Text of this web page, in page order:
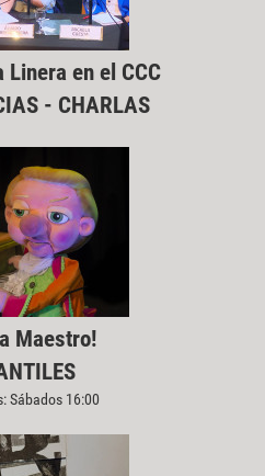
en el CCC
- CHARLAS
Maestro!
Sábados 16:00